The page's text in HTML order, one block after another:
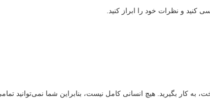
کنید و نظرات خود را ابراز کنید.
به کار بگیرید. هیچ انسانی کامل نیست، بنابراین شما نمی‌توانید